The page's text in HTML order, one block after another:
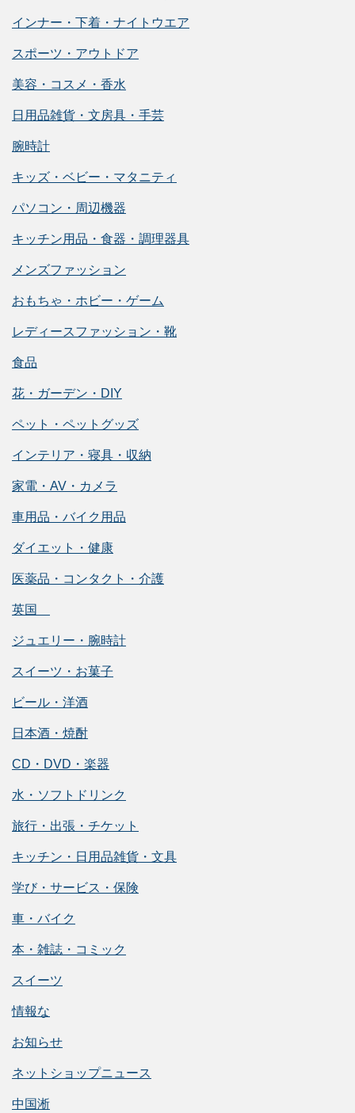
インナー・下着・ナイトウエア
スポーツ・アウトドア
美容・コスメ・香水
日用品雑貨・文房具・手芸
腕時計
キッズ・ベビー・マタニティ
パソコン・周辺機器
キッチン用品・食器・調理器具
メンズファッション
おもちゃ・ホビー・ゲーム
レディースファッション・靴
食品
花・ガーデン・DIY
ペット・ペットグッズ
インテリア・寝具・収納
家電・AV・カメラ
車用品・バイク用品
ダイエット・健康
医薬品・コンタクト・介護
英国
ジュエリー・腕時計
スイーツ・お菓子
ビール・洋酒
日本酒・焼酎
CD・DVD・楽器
水・ソフトドリンク
旅行・出張・チケット
キッチン・日用品雑貨・文具
学び・サービス・保険
車・バイク
本・雑誌・コミック
スイーツ
情報な
お知らせ
ネットショップニュース
中国淅